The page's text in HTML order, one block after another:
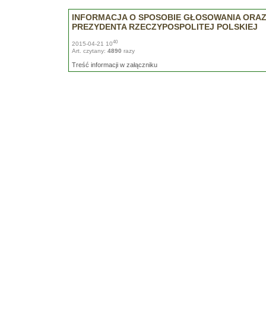
INFORMACJA O SPOSOBIE GŁOSOWANIA
PREZYDENTA RZECZYPOSPOLITEJ POLSKIEJ
2015-04-21 1040
Art. czytany: 4890 razy
Treść informacji w załączniku